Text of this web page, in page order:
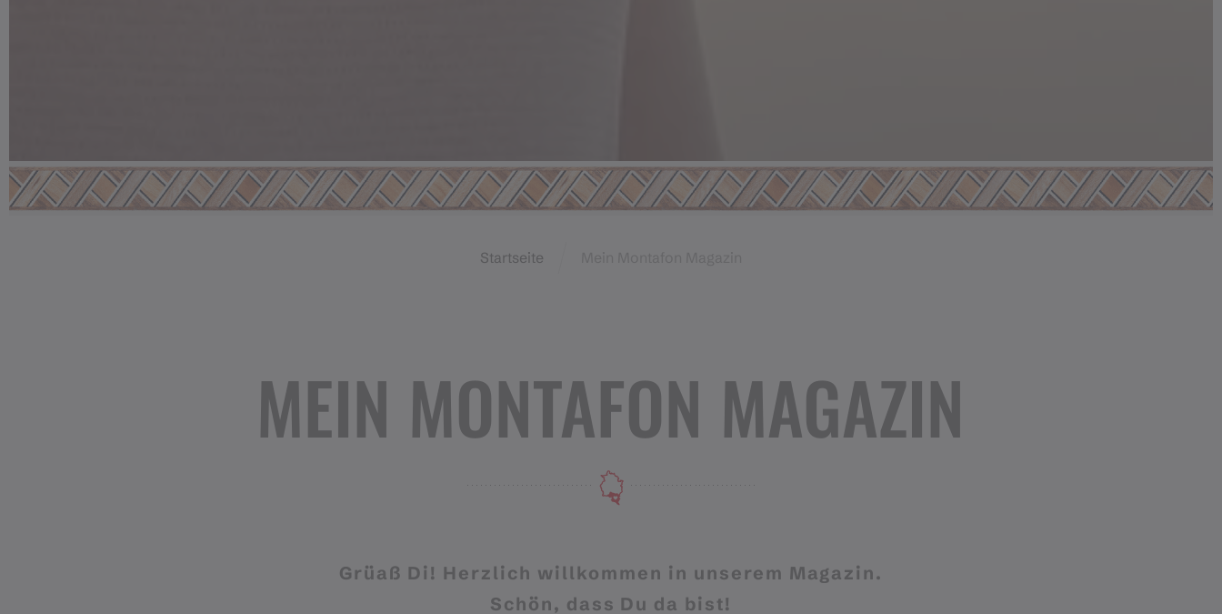
Startseite
MEIN MONTAFON MAGAZIN
Grüaß Di! Herzlich willkommen in unserem Magazin.
Schön, dass Du da bist!